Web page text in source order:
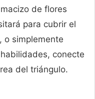
de flores
para cubrir el
o simplemente
conecte
del triángulo.